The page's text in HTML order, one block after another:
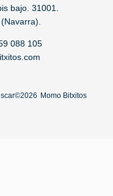
bajo. 31001.
088 105
©2026 Momo Bitxitos